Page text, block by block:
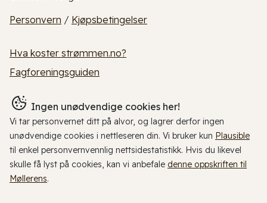
Personvern / Kjøpsbetingelser
Hva koster strømmen.no?
Fagforeningsguiden
Ingen unødvendige cookies her!
Vi tar personvernet ditt på alvor, og lagrer derfor ingen
unødvendige cookies i nettleseren din. Vi bruker kun Plausible
til enkel personvernvennlig nettsidestatistikk. Hvis du likevel
skulle få lyst på cookies, kan vi anbefale denne oppskriften til
Møllerens.